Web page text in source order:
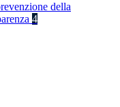
della
4